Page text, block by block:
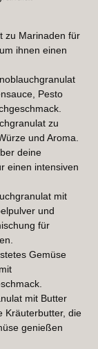
zu Marinaden für
ihnen einen
Pesto
zu
und Aroma.
deine
einen intensiven
mit
und
für
Gemüse
mit Butter
Kräuterbutter, die
genießen